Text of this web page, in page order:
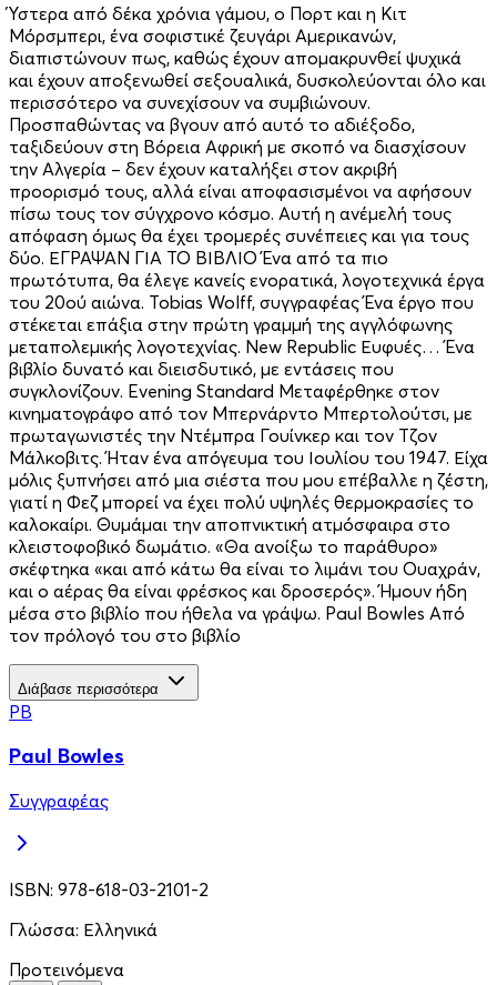
Ύστερα από δέκα χρόνια γάμου, ο Πορτ και η Κιτ
Μόρσμπερι, ένα σοφιστικέ ζευγάρι Αμερικανών,
διαπιστώνουν πως, καθώς έχουν απομακρυνθεί ψυχικά
και έχουν αποξενωθεί σεξουαλικά, δυσκολεύονται όλο και
περισσότερο να συνεχίσουν να συμβιώνουν.
Προσπαθώντας να βγουν από αυτό το αδιέξοδο,
ταξιδεύουν στη Βόρεια Αφρική με σκοπό να διασχίσουν
την Αλγερία – δεν έχουν καταλήξει στον ακριβή
προορισμό τους, αλλά είναι αποφασισμένοι να αφήσουν
πίσω τους τον σύγχρονο κόσμο. Αυτή η ανέμελή τους
απόφαση όμως θα έχει τρομερές συνέπειες και για τους
δύο. ΕΓΡΑΨΑΝ ΓΙΑ ΤΟ ΒΙΒΛΙΟ Ένα από τα πιο
πρωτότυπα, θα έλεγε κανείς ενορατικά, λογοτεχνικά έργα
του 20ού αιώνα. Tobias Wolff, συγγραφέας Ένα έργο που
στέκεται επάξια στην πρώτη γραμμή της αγγλόφωνης
μεταπολεμικής λογοτεχνίας. New Republic Ευφυές… Ένα
βιβλίο δυνατό και διεισδυτικό, με εντάσεις που
συγκλονίζουν. Evening Standard Μεταφέρθηκε στον
κινηματογράφο από τον Μπερνάρντο Μπερτολούτσι, με
πρωταγωνιστές την Ντέμπρα Γουίνκερ και τον Τζον
Μάλκοβιτς. Ήταν ένα απόγευμα του Ιουλίου του 1947. Είχα
μόλις ξυπνήσει από μια σιέστα που μου επέβαλλε η ζέστη,
γιατί η Φεζ μπορεί να έχει πολύ υψηλές θερμοκρασίες το
καλοκαίρι. Θυμάμαι την αποπνικτική ατμόσφαιρα στο
κλειστοφοβικό δωμάτιο. «Θα ανοίξω το παράθυρο»
σκέφτηκα «και από κάτω θα είναι το λιμάνι του Ουαχράν,
και ο αέρας θα είναι φρέσκος και δροσερός». Ήμουν ήδη
μέσα στο βιβλίο που ήθελα να γράψω. Paul Bowles Από
τον πρόλογό του στο βιβλίο
Διάβασε περισσότερα
PB
Paul Bowles
Συγγραφέας
ISBN: 978-618-03-2101-2
Γλώσσα: Ελληνικά
Προτεινόμενα